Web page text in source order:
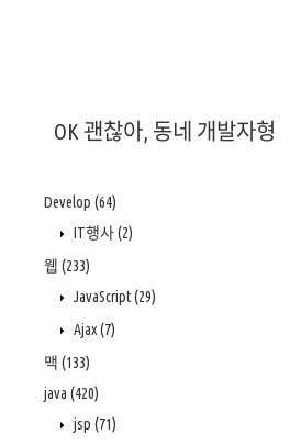
OK 괜찮아, 동네 개발자형
Develop (64)
IT행사(2)
웹 (233)
JavaScript(29)
Ajax(7)
맥 (133)
java (420)
jsp (71)